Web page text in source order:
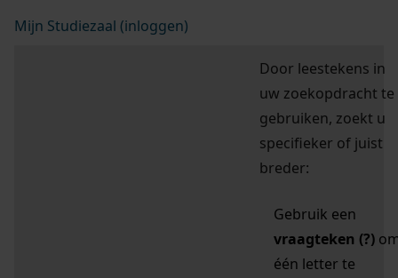
Mijn Studiezaal (inloggen)
Door leestekens in
uw zoekopdracht te
gebruiken, zoekt u
specifieker of juist
breder:
Gebruik een
vraagteken (?)
één letter te